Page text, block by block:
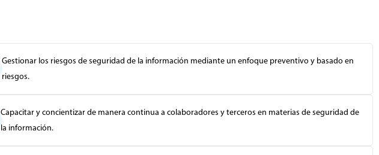
Gestionar los riesgos de seguridad de la información mediante un enfoque preventivo y basado en
riesgos.
Capacitar y concientizar de manera continua a colaboradores y terceros en materias de seguridad de
la información.